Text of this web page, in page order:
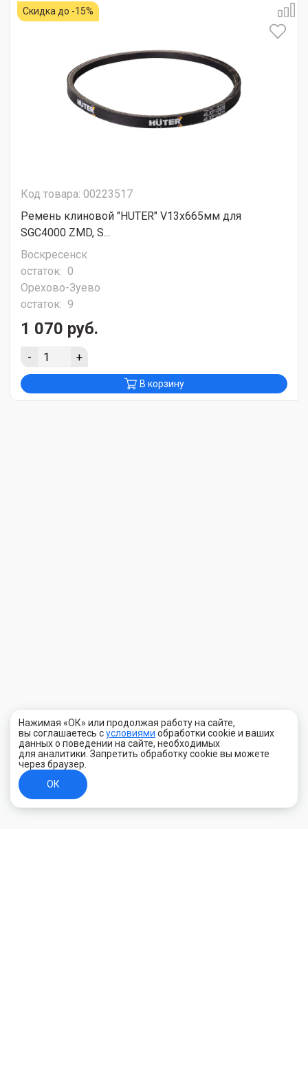
Скидка до -15%
Код товара: 00223517
Ремень клиновой "HUTER" V13x665мм для
SGC4000 ZMD, S...
Воскресенск
остаток: 0
Орехово-Зуево
остаток: 9
1 070 руб.
- +
В корзину
Нажимая «ОК» или продолжая работу на сайте,
вы соглашаетесь сусловиями обработки cookie и ваших
данных о поведении на сайте, необходимых
для аналитики. Запретить обработку cookie вы можете
через браузер.
ОК